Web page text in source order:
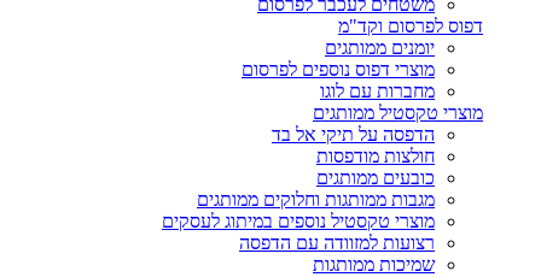
משטחים לעכבר לפרסום
דפוס לפרסום וקד"מ
יומנים ממותגים
מוצרי דפוס נוספים לפרסום
מחברות עם לוגו
מוצרי טקסטיל ממותגים
הדפסה על תיקי אל בד
חולצות מודפסות
כובעים ממותגים
מגבות ממותגות וחלוקים ממותגים
מוצרי טקסטיל נוספים במיתוג לעסקים
רצועות למזוודה עם הדפסה
שמיכות ממותגות